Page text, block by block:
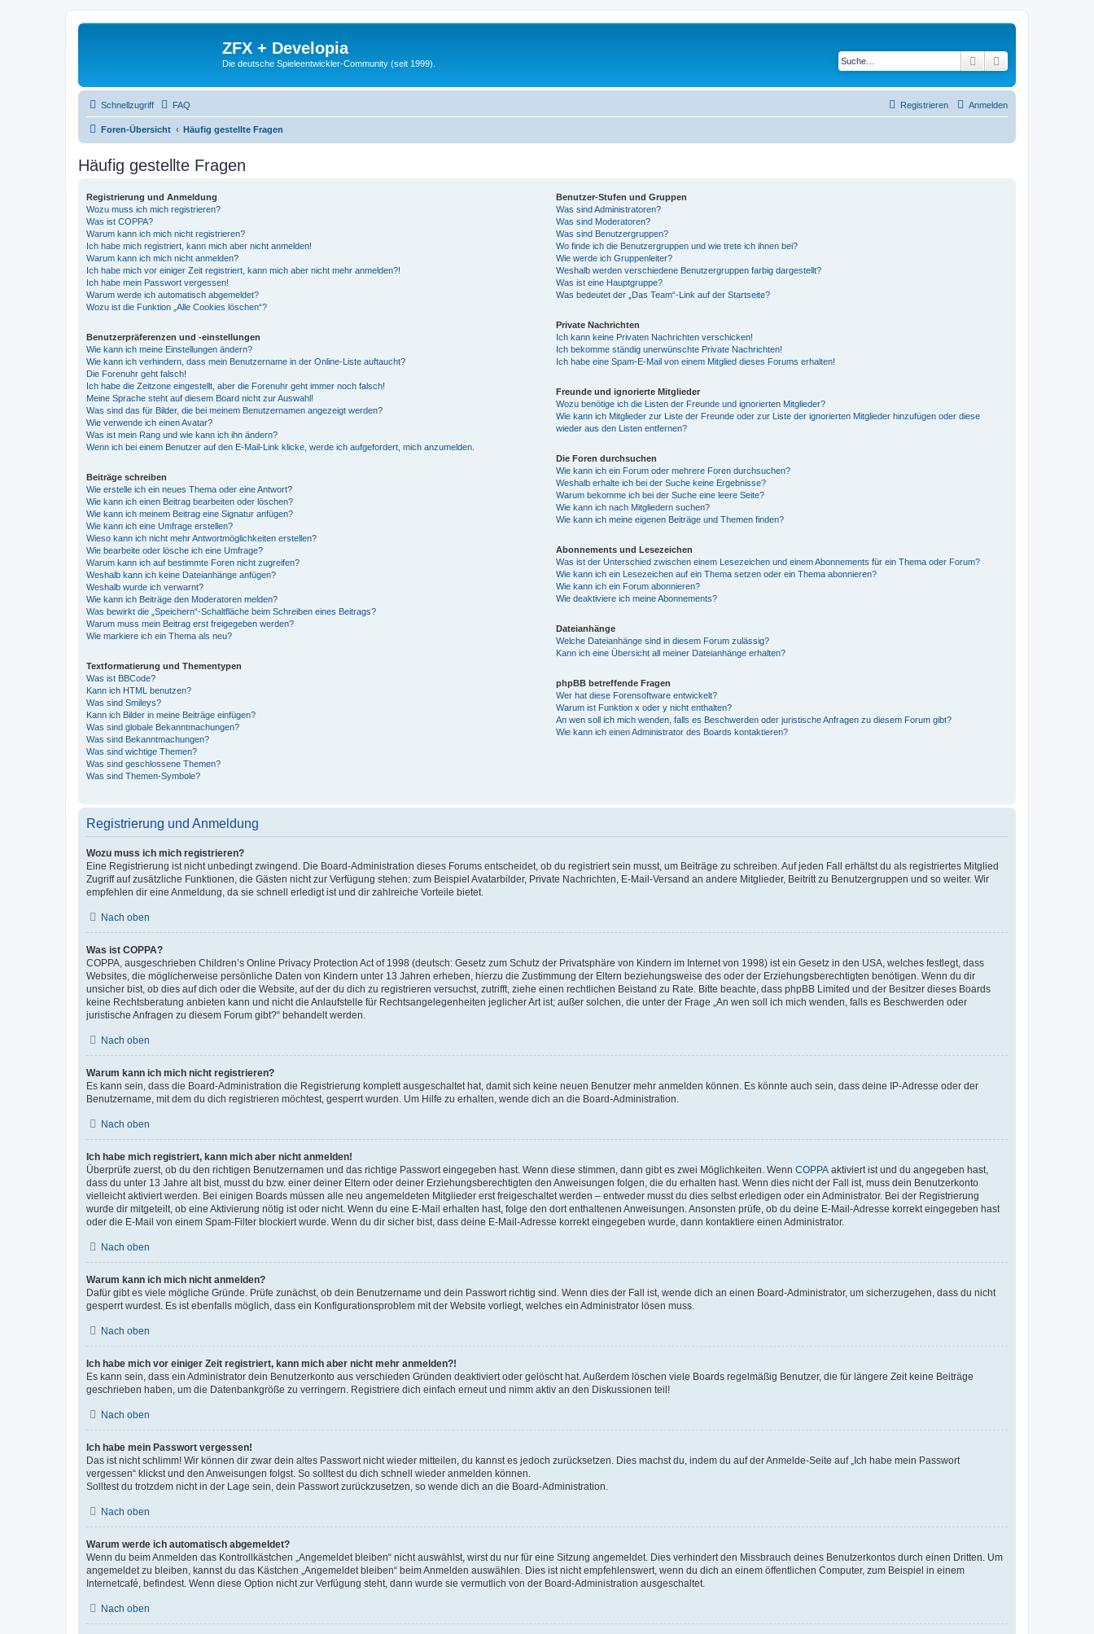
ZFX + Developia
Die deutsche Spieleentwickler-Community (seit 1999). Suche
Schnellzugriff FAQ Anmelden
Registrieren
Foren-Übersicht Häufig gestellte Fragen
Häufig gestellte Fragen
Registrierung und Anmeldung
Wozu muss ich mich registrieren?
Was ist COPPA?
Warum kann ich mich nicht registrieren?
Ich habe mich registriert, kann mich aber nicht anmelden!
Warum kann ich mich nicht anmelden?
Ich habe mich vor einiger Zeit registriert, kann mich aber nicht mehr anmelden?!
Ich habe mein Passwort vergessen!
Warum werde ich automatisch abgemeldet?
Wozu ist die Funktion „Alle Cookies löschen“?
Benutzerpräferenzen und -einstellungen
Wie kann ich meine Einstellungen ändern?
Wie kann ich verhindern, dass mein Benutzername in der Online-Liste auftaucht?
Die Forenuhr geht falsch!
Ich habe die Zeitzone eingestellt, aber die Forenuhr geht immer noch falsch!
Meine Sprache steht auf diesem Board nicht zur Auswahl!
Was sind das für Bilder, die bei meinem Benutzernamen angezeigt werden?
Wie verwende ich einen Avatar?
Was ist mein Rang und wie kann ich ihn ändern?
Wenn ich bei einem Benutzer auf den E-Mail-Link klicke, werde ich aufgefordert, mich anzumelden.
Beiträge schreiben
Wie erstelle ich ein neues Thema oder eine Antwort?
Wie kann ich einen Beitrag bearbeiten oder löschen?
Wie kann ich meinem Beitrag eine Signatur anfügen?
Wie kann ich eine Umfrage erstellen?
Wieso kann ich nicht mehr Antwortmöglichkeiten erstellen?
Wie bearbeite oder lösche ich eine Umfrage?
Warum kann ich auf bestimmte Foren nicht zugreifen?
Weshalb kann ich keine Dateianhänge anfügen?
Weshalb wurde ich verwarnt?
Wie kann ich Beiträge den Moderatoren melden?
Was bewirkt die „Speichern“-Schaltfläche beim Schreiben eines Beitrags?
Warum muss mein Beitrag erst freigegeben werden?
Wie markiere ich ein Thema als neu?
Textformatierung und Thementypen
Was ist BBCode?
Kann ich HTML benutzen?
Was sind Smileys?
Kann ich Bilder in meine Beiträge einfügen?
Was sind globale Bekanntmachungen?
Was sind Bekanntmachungen?
Was sind wichtige Themen?
Was sind geschlossene Themen?
Was sind Themen-Symbole?
Benutzer-Stufen und Gruppen
Was sind Administratoren?
Was sind Moderatoren?
Was sind Benutzergruppen?
Wo finde ich die Benutzergruppen und wie trete ich ihnen bei?
Wie werde ich Gruppenleiter?
Weshalb werden verschiedene Benutzergruppen farbig dargestellt?
Was ist eine Hauptgruppe?
Was bedeutet der „Das Team“-Link auf der Startseite?
Private Nachrichten
Ich kann keine Privaten Nachrichten verschicken!
Ich bekomme ständig unerwünschte Private Nachrichten!
Ich habe eine Spam-E-Mail von einem Mitglied dieses Forums erhalten!
Freunde und ignorierte Mitglieder
Wozu benötige ich die Listen der Freunde und ignorierten Mitglieder?
Wie kann ich Mitglieder zur Liste der Freunde oder zur Liste der ignorierten Mitglieder hinzufügen oder diese
wieder aus den Listen entfernen?
Die Foren durchsuchen
Wie kann ich ein Forum oder mehrere Foren durchsuchen?
Weshalb erhalte ich bei der Suche keine Ergebnisse?
Warum bekomme ich bei der Suche eine leere Seite?
Wie kann ich nach Mitgliedern suchen?
Wie kann ich meine eigenen Beiträge und Themen finden?
Abonnements und Lesezeichen
Was ist der Unterschied zwischen einem Lesezeichen und einem Abonnements für ein Thema oder Forum?
Wie kann ich ein Lesezeichen auf ein Thema setzen oder ein Thema abonnieren?
Wie kann ich ein Forum abonnieren?
Wie deaktiviere ich meine Abonnements?
Dateianhänge
Welche Dateianhänge sind in diesem Forum zulässig?
Kann ich eine Übersicht all meiner Dateianhänge erhalten?
phpBB betreffende Fragen
Wer hat diese Forensoftware entwickelt?
Warum ist Funktion x oder y nicht enthalten?
An wen soll ich mich wenden, falls es Beschwerden oder juristische Anfragen zu diesem Forum gibt?
Wie kann ich einen Administrator des Boards kontaktieren?
Registrierung und Anmeldung
Wozu muss ich mich registrieren?
Eine Registrierung ist nicht unbedingt zwingend. Die Board-Administration dieses Forums entscheidet, ob du registriert sein musst, um Beiträge zu schreiben. Auf jeden Fall erhältst du als registriertes Mitglied
Zugriff auf zusätzliche Funktionen, die Gästen nicht zur Verfügung stehen: zum Beispiel Avatarbilder, Private Nachrichten, E-Mail-Versand an andere Mitglieder, Beitritt zu Benutzergruppen und so weiter. Wir
empfehlen dir eine Anmeldung, da sie schnell erledigt ist und dir zahlreiche Vorteile bietet.
Nach oben
Was ist COPPA?
COPPA, ausgeschrieben Children’s Online Privacy Protection Act of 1998 (deutsch: Gesetz zum Schutz der Privatsphäre von Kindern im Internet von 1998) ist ein Gesetz in den USA, welches festlegt, dass
Websites, die möglicherweise persönliche Daten von Kindern unter 13 Jahren erheben, hierzu die Zustimmung der Eltern beziehungsweise des oder der Erziehungsberechtigten benötigen. Wenn du dir
unsicher bist, ob dies auf dich oder die Website, auf der du dich zu registrieren versuchst, zutrifft, ziehe einen rechtlichen Beistand zu Rate. Bitte beachte, dass phpBB Limited und der Besitzer dieses Boards
keine Rechtsberatung anbieten kann und nicht die Anlaufstelle für Rechtsangelegenheiten jeglicher Art ist; außer solchen, die unter der Frage „An wen soll ich mich wenden, falls es Beschwerden oder
juristische Anfragen zu diesem Forum gibt?“ behandelt werden.
Nach oben
Warum kann ich mich nicht registrieren?
Es kann sein, dass die Board-Administration die Registrierung komplett ausgeschaltet hat, damit sich keine neuen Benutzer mehr anmelden können. Es könnte auch sein, dass deine IP-Adresse oder der
Benutzername, mit dem du dich registrieren möchtest, gesperrt wurden. Um Hilfe zu erhalten, wende dich an die Board-Administration.
Nach oben
Ich habe mich registriert, kann mich aber nicht anmelden!
Überprüfe zuerst, ob du den richtigen Benutzernamen und das richtige Passwort eingegeben hast. Wenn diese stimmen, dann gibt es zwei Möglichkeiten. Wenn COPPA aktiviert ist und du angegeben hast,
dass du unter 13 Jahre alt bist, musst du bzw. einer deiner Eltern oder deiner Erziehungsberechtigten den Anweisungen folgen, die du erhalten hast. Wenn dies nicht der Fall ist, muss dein Benutzerkonto
vielleicht aktiviert werden. Bei einigen Boards müssen alle neu angemeldeten Mitglieder erst freigeschaltet werden – entweder musst du dies selbst erledigen oder ein Administrator. Bei der Registrierung
wurde dir mitgeteilt, ob eine Aktivierung nötig ist oder nicht. Wenn du eine E-Mail erhalten hast, folge den dort enthaltenen Anweisungen. Ansonsten prüfe, ob du deine E-Mail-Adresse korrekt eingegeben hast
oder die E-Mail von einem Spam-Filter blockiert wurde. Wenn du dir sicher bist, dass deine E-Mail-Adresse korrekt eingegeben wurde, dann kontaktiere einen Administrator.
Nach oben
Warum kann ich mich nicht anmelden?
Dafür gibt es viele mögliche Gründe. Prüfe zunächst, ob dein Benutzername und dein Passwort richtig sind. Wenn dies der Fall ist, wende dich an einen Board-Administrator, um sicherzugehen, dass du nicht
gesperrt wurdest. Es ist ebenfalls möglich, dass ein Konfigurationsproblem mit der Website vorliegt, welches ein Administrator lösen muss.
Nach oben
Ich habe mich vor einiger Zeit registriert, kann mich aber nicht mehr anmelden?!
Es kann sein, dass ein Administrator dein Benutzerkonto aus verschieden Gründen deaktiviert oder gelöscht hat. Außerdem löschen viele Boards regelmäßig Benutzer, die für längere Zeit keine Beiträge
geschrieben haben, um die Datenbankgröße zu verringern. Registriere dich einfach erneut und nimm aktiv an den Diskussionen teil!
Nach oben
Ich habe mein Passwort vergessen!
Das ist nicht schlimm! Wir können dir zwar dein altes Passwort nicht wieder mitteilen, du kannst es jedoch zurücksetzen. Dies machst du, indem du auf der Anmelde-Seite auf „Ich habe mein Passwort
vergessen“ klickst und den Anweisungen folgst. So solltest du dich schnell wieder anmelden können.
Solltest du trotzdem nicht in der Lage sein, dein Passwort zurückzusetzen, so wende dich an die Board-Administration.
Nach oben
Warum werde ich automatisch abgemeldet?
Wenn du beim Anmelden das Kontrollkästchen „Angemeldet bleiben“ nicht auswählst, wirst du nur für eine Sitzung angemeldet. Dies verhindert den Missbrauch deines Benutzerkontos durch einen Dritten. Um
angemeldet zu bleiben, kannst du das Kästchen „Angemeldet bleiben“ beim Anmelden auswählen. Dies ist nicht empfehlenswert, wenn du dich an einem öffentlichen Computer, zum Beispiel in einem
Internetcafé, befindest. Wenn diese Option nicht zur Verfügung steht, dann wurde sie vermutlich von der Board-Administration ausgeschaltet.
Nach oben